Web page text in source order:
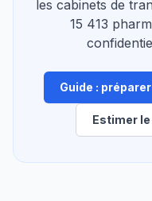
les cabinets de
15 413
Guide :
Estimer